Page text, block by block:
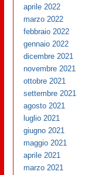
aprile 2022
marzo 2022
febbraio 2022
gennaio 2022
dicembre 2021
novembre 2021
ottobre 2021
settembre 2021
agosto 2021
luglio 2021
giugno 2021
maggio 2021
aprile 2021
marzo 2021